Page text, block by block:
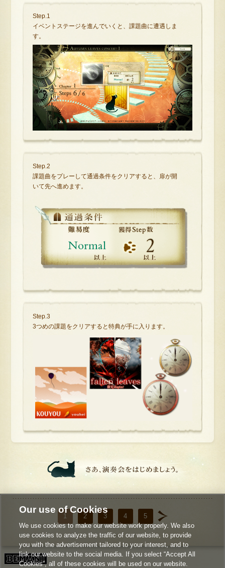
Step.1
イベントステージを進んでいくと、課題曲に遭遇しま
す。
Step.2
課題曲をプレーして通過条件をクリアすると、扉が開
いて先へ進めます。
Step.3
3つめの課題をクリアすると特典が手に入ります。
1 2 3 4 5
Our use of Cookies
We use cookies to make our website work properly. We also
use cookies to analyze the traffic of our website, to provide
you with the advertisement tailored to your interest, and to
link our website to the social media. If you select “Accept All
Cookies”, all of these cookies will be used on our website.